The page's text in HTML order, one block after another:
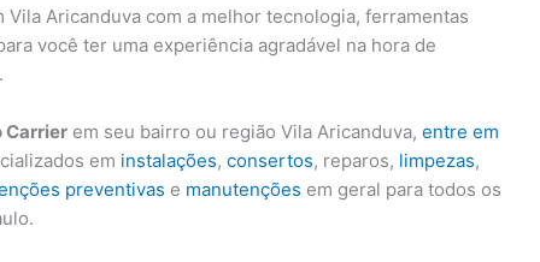
Aricanduva com a melhor tecnologia, ferramentas
você ter uma experiência agradável na hora de
.
Carrier em seu bairro ou região Vila Aricanduva, entre em
em instalações, consertos, reparos, limpezas,
preventivas e manutenções em geral para todos os